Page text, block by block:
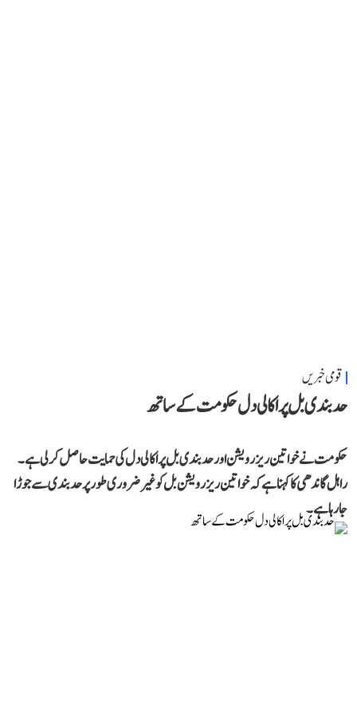
قومی خبریں
حد بندی بل پر اکالی دل حکومت کے ساتھ
حکومت نے خواتین ریزرویشن اور حد بندی بل پر اکالی دل کی حمایت حاصل کر لی ہے۔
راہل گاندھی کا کہنا ہے کہ خواتین ریزرویشن بل کو غیر ضروری طور پر حد بندی سے جوڑا
جا رہا ہے۔